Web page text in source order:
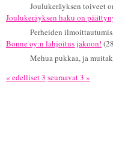
Joulukeräyksen toiveet
Joulukeräyksen haku on
Perheiden
Bonne oy:n lahjoitus jakoon!
Mehua pukkaa, ja
« edelliset 3 seuraavat 3 »